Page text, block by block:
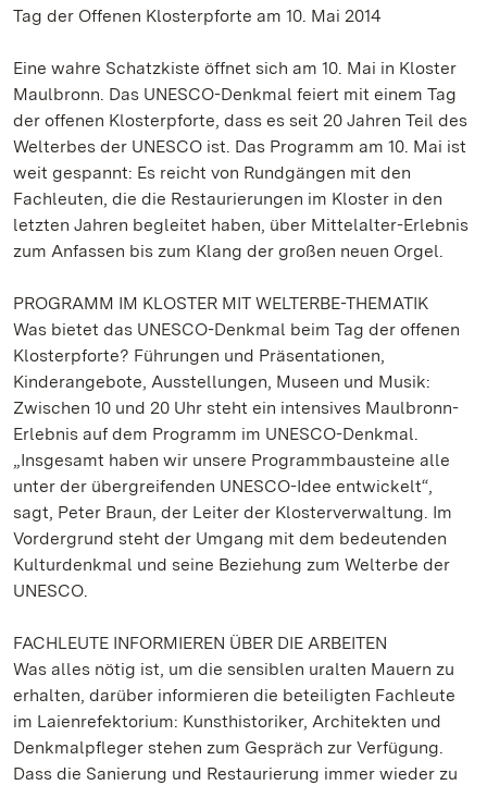
Tag der Offenen Klosterpforte am 10. Mai 2014
Eine wahre Schatzkiste öffnet sich am 10. Mai in Kloster
Maulbronn. Das UNESCO-Denkmal feiert mit einem Tag
der offenen Klosterpforte, dass es seit 20 Jahren Teil des
Welterbes der UNESCO ist. Das Programm am 10. Mai ist
weit gespannt: Es reicht von Rundgängen mit den
Fachleuten, die die Restaurierungen im Kloster in den
letzten Jahren begleitet haben, über Mittelalter-Erlebnis
zum Anfassen bis zum Klang der großen neuen Orgel.
PROGRAMM IM KLOSTER MIT WELTERBE-THEMATIK
Was bietet das UNESCO-Denkmal beim Tag der offenen
Klosterpforte? Führungen und Präsentationen,
Kinderangebote, Ausstellungen, Museen und Musik:
Zwischen 10 und 20 Uhr steht ein intensives Maulbronn-
Erlebnis auf dem Programm im UNESCO-Denkmal.
„Insgesamt haben wir unsere Programmbausteine alle
unter der übergreifenden UNESCO-Idee entwickelt“,
sagt, Peter Braun, der Leiter der Klosterverwaltung. Im
Vordergrund steht der Umgang mit dem bedeutenden
Kulturdenkmal und seine Beziehung zum Welterbe der
UNESCO.
FACHLEUTE INFORMIEREN ÜBER DIE ARBEITEN
Was alles nötig ist, um die sensiblen uralten Mauern zu
erhalten, darüber informieren die beteiligten Fachleute
im Laienrefektorium: Kunsthistoriker, Architekten und
Denkmalpfleger stehen zum Gespräch zur Verfügung.
Dass die Sanierung und Restaurierung immer wieder zu